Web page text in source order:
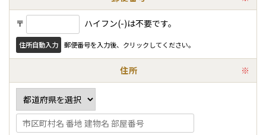
〒 ハイフン(-)は不要です。
住所自動入力 郵便番号を入力後、クリックしてください。
住所 ※